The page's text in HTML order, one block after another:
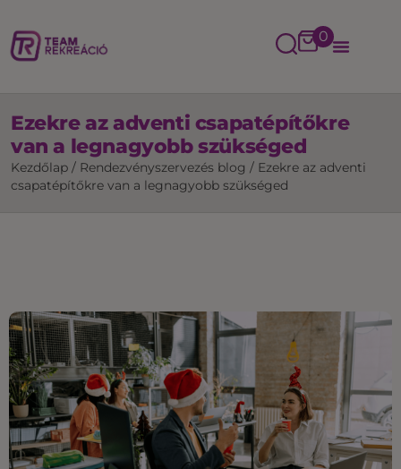
0
Ezekre az adventi csapatépítőkre
van a legnagyobb szükséged
Kezdőlap / Rendezvényszervezés blog / Ezekre az adventi
csapatépítőkre van a legnagyobb szükséged